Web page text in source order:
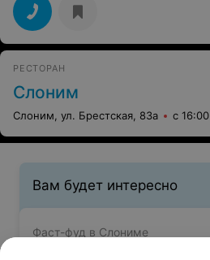
РЕСТОРАН
Слоним
Слоним, ул. Брестская, 83а с 16:00
Вам будет интересно
Фаст-фуд в Слониме